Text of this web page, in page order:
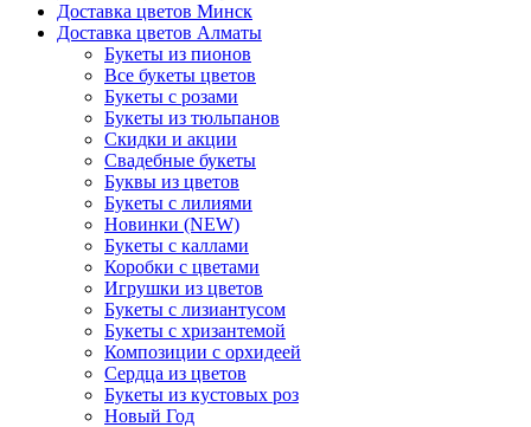
Доставка цветов Минск
Доставка цветов Алматы
Букеты из пионов
Все букеты цветов
Букеты с розами
Букеты из тюльпанов
Скидки и акции
Свадебные букеты
Буквы из цветов
Букеты с лилиями
Новинки (NEW)
Букеты с каллами
Коробки с цветами
Игрушки из цветов
Букеты с лизиантусом
Букеты с хризантемой
Композиции с орхидеей
Сердца из цветов
Букеты из кустовых роз
Новый Год